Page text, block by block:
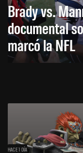
Brady vs.
documental
marcó la NFL
HACE 1 DÍA